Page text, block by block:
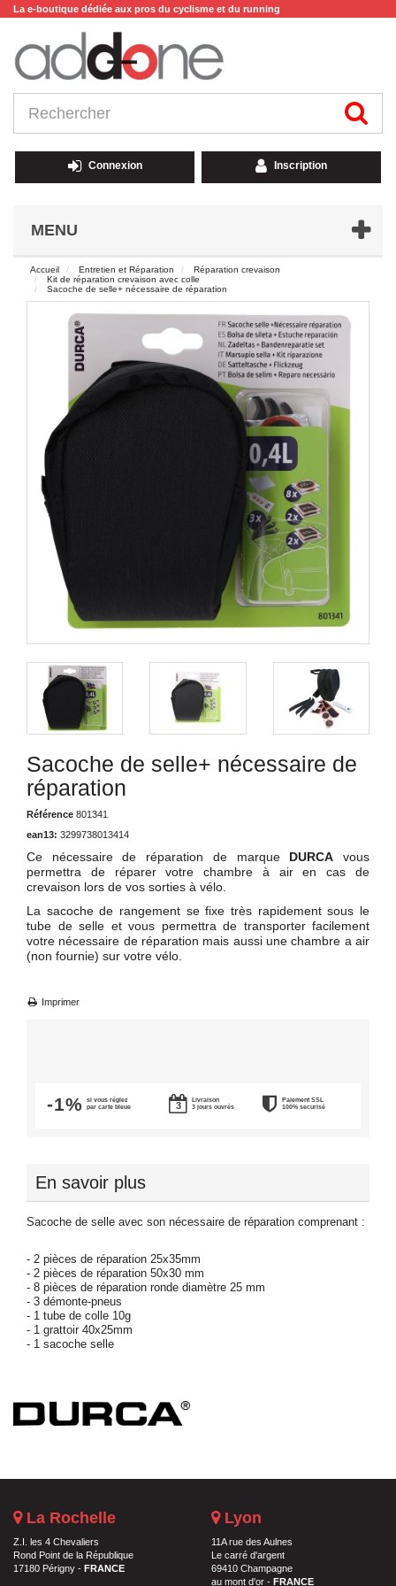
La e-boutique dédiée aux pros du cyclisme et du running
Connexion Inscription
MENU
Accueil Entretien et Réparation
Réparation crevaison
Kit de réparation crevaison avec colle
Sacoche de selle+ nécessaire de réparation
Sacoche de selle+ nécessaire de
réparation
Référence 801341
ean13: 3299738013414
Ce nécessaire de réparation de marque DURCAvous
permettra de réparer votre chambre à air en cas de
crevaison lors de vos sorties à vélo.
La sacoche de rangement se fixe très rapidement sous le
tube de selle et vous permettra de transporter facilement
votre nécessaire de réparation mais aussi une chambre a air
(non fournie) sur votre vélo.
Imprimer
-1%
si vous réglez
par carte bleue
Livraison
3 jours ouvrés
Paiement SSL
100% securisé
En savoir plus
Sacoche de selle avec son nécessaire de réparation comprenant :
- 2 pièces de réparation 25x35mm
- 2 pièces de réparation 50x30 mm
- 8 pièces de réparation ronde diamètre 25 mm
- 3 démonte-pneus
- 1 tube de colle 10g
- 1 grattoir 40x25mm
- 1 sacoche selle
La Rochelle
Z.I. les 4 Chevaliers
Rond Point de la République
17180 Périgny - FRANCE
Lyon
11A rue des Aulnes
Le carré d'argent
69410 Champagne
au mont d'or - FRANCE